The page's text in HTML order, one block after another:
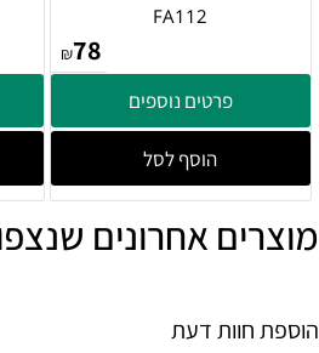
FA112
₪78
פרטים נוספים
הוסף לסל
מוצרים אחרונים
הוספת חוות דעת